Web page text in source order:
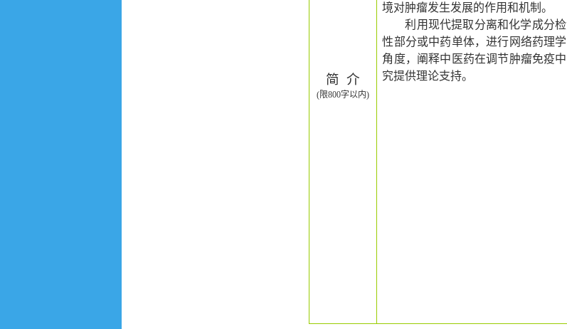
简 介
(限800字以内)
境对肿瘤发生发展的作用和机制。
利用现代提取分离和化学成分
性部分或中药单体，进行网络药理
角度，阐释中医药在调节肿瘤免疫
究提供理论支持。